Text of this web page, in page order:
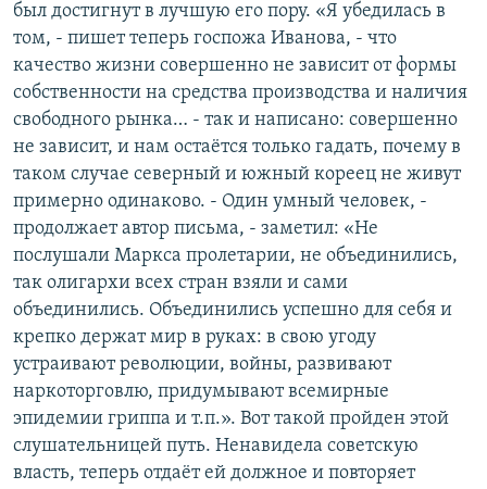
был достигнут в лучшую его пору. «Я убедилась в
том, - пишет теперь госпожа Иванова, - что
качество жизни совершенно не зависит от формы
собственности на средства производства и наличия
свободного рынка… - так и написано: совершенно
не зависит, и нам остаётся только гадать, почему в
таком случае северный и южный кореец не живут
примерно одинаково. - Один умный человек, -
продолжает автор письма, - заметил: «Не
послушали Маркса пролетарии, не объединились,
так олигархи всех стран взяли и сами
объединились. Объединились успешно для себя и
крепко держат мир в руках: в свою угоду
устраивают революции, войны, развивают
наркоторговлю, придумывают всемирные
эпидемии гриппа и т.п.». Вот такой пройден этой
слушательницей путь. Ненавидела советскую
власть, теперь отдаёт ей должное и повторяет